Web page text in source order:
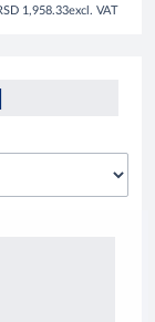
1,958.33excl. VAT